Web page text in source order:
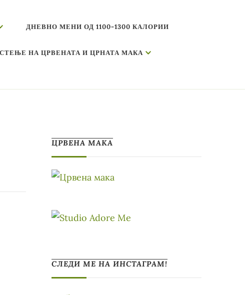
ДНЕВНО МЕНИ ОД 1100-1300 КАЛОРИИ
НА ЦРВЕНАТА И ЦРНАТА МАКА
ЦРВЕНА МАКА
СЛЕДИ МЕ НА ИНСТАГРАМ!